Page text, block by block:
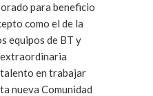
para beneficio
como el de la
equipos de BT y
extraordinaria
en trabajar
nueva Comunidad